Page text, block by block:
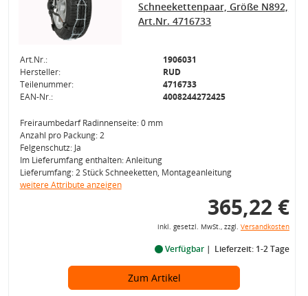
Schneekettenpaar, Größe N892,
Art.Nr. 4716733
Art.Nr.:
1906031
Hersteller:
RUD
Teilenummer:
4716733
EAN-Nr.:
4008244272425
Freiraumbedarf Radinnenseite: 0 mm
Anzahl pro Packung: 2
Felgenschutz: Ja
Im Lieferumfang enthalten: Anleitung
Lieferumfang: 2 Stück Schneeketten, Montageanleitung
weitere Attribute anzeigen
365,22 €
inkl. gesetzl. MwSt., zzgl. Versandkosten
Verfügbar Lieferzeit: 1-2 Tage
Zum Artikel